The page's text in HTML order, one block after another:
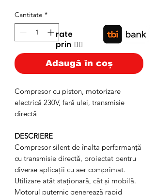
Cantitate *
Adaugă în coș
Compresor cu piston, motorizare
electrică 230V, fară ulei, transmisie
directă
DESCRIERE
Compresor silent de înalta performanță
cu transmisie directă, proiectat pentru
diverse aplicații cu aer comprimat.
Utilizare atât staționară, cât și mobilă.
Motorul puternic generează rapid
rate
prin 👉🏿